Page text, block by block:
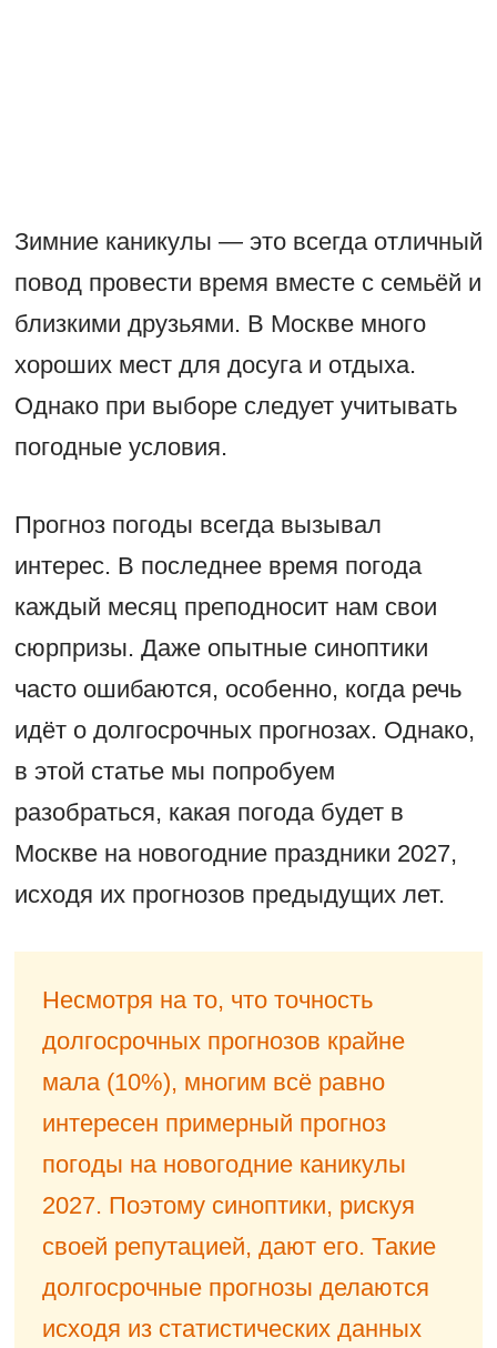
Зимние каникулы — это всегда отличный
повод провести время вместе с семьёй и
близкими друзьями. В Москве много
хороших мест для досуга и отдыха.
Однако при выборе следует учитывать
погодные условия.
Прогноз погоды всегда вызывал
интерес. В последнее время погода
каждый месяц преподносит нам свои
сюрпризы. Даже опытные синоптики
часто ошибаются, особенно, когда речь
идёт о долгосрочных прогнозах. Однако,
в этой статье мы попробуем
разобраться, какая погода будет в
Москве на новогодние праздники 2027,
исходя их прогнозов предыдущих лет.
Несмотря на то, что точность
долгосрочных прогнозов крайне
мала (10%), многим всё равно
интересен примерный прогноз
погоды на новогодние каникулы
2027. Поэтому синоптики, рискуя
своей репутацией, дают его. Такие
долгосрочные прогнозы делаются
исходя из статистических данных